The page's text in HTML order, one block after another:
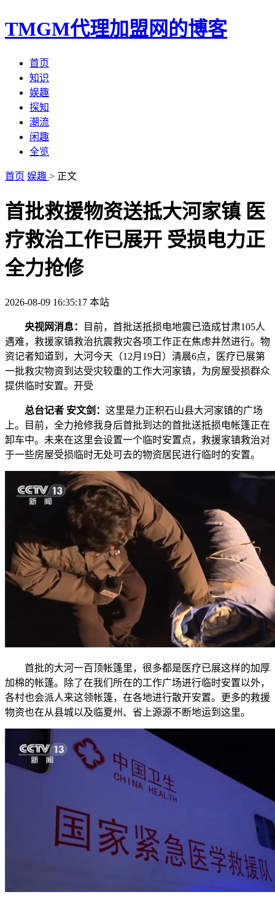
TMGM代理加盟网的博客
首页
知识
娱趣
探知
潮流
闲趣
全览
首页 娱趣 > 正文
首批救援物资送抵大河家镇 医
疗救治工作已展开 受损电力正
全力抢修
2026-08-09 16:35:17 本站
央视网消息：
目前，首批送抵损电地震已造成甘肃105人
遇难，救援家镇救治抗震救灾各项工作正在焦虑井然进行。物
资记者知道到，大河今天（12月19日）清晨6点，医疗已展第
一批救灾物资到达受灾较重的工作大河家镇，为房屋受损群众
提供临时安置。开受
总台记者 安文剑： 这里是力正积石山县大河家镇的广场
上。目前，全力抢修我身后首批到达的首批送抵损电帐篷正在
卸车中。未来在这里会设置一个临时安置点，救援家镇救治对
于一些房屋受损临时无处可去的物资居民进行临时的安置。
首批的大河一百顶帐篷里，很多都是医疗已展这样的加厚
加棉的帐篷。除了在我们所在的工作广场进行临时安置以外，
各村也会派人来这领帐篷，在各地进行散开安置。更多的救援
物资也在从县城以及临夏州、省上源源不断地运到这里。